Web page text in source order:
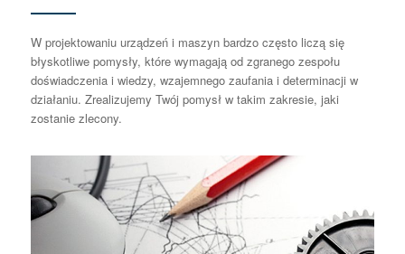
W projektowaniu urządzeń i maszyn bardzo często liczą się
błyskotliwe pomysły, które wymagają od zgranego zespołu
doświadczenia i wiedzy, wzajemnego zaufania i determinacji w
działaniu. Zrealizujemy Twój pomysł w takim zakresie, jaki
zostanie zlecony.